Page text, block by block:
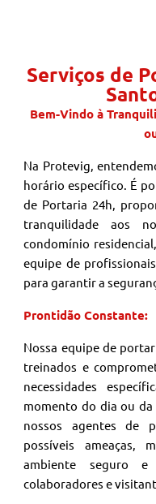
Serviços de
Bem-Vindo à
Na Protevig,
horário específico. É
de Portaria 24h,
tranquilidade aos
condomínio
equipe de
para garantir a
Prontidão Constante:
Nossa equipe de
treinados e
necessidades
momento do dia ou
nossos agentes de
possíveis ameaças,
ambiente seguro e
colaboradores e